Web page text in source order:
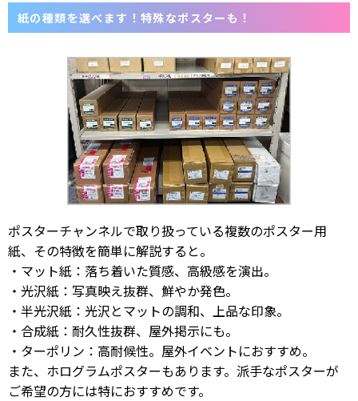
紙の種類を選べます！特殊なポスターも！
ポスターチャンネルで取り扱っている複数のポスター用
紙、その特徴を簡単に解説すると。
・マット紙：落ち着いた質感、高級感を演出。
・光沢紙：写真映え抜群、鮮やか発色。
・半光沢紙：光沢とマットの調和、上品な印象。
・合成紙：耐久性抜群、屋外掲示にも。
・ターポリン：高耐候性。屋外イベントにおすすめ。
また、ホログラムポスターもあります。派手なポスターが
ご希望の方には特におすすめです。